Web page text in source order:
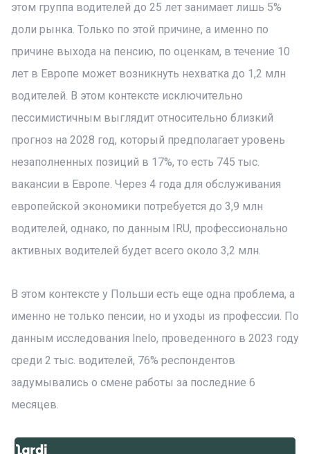
этом группа водителей до 25 лет занимает лишь 5%
доли рынка. Только по этой причине, а именно по
причине выхода на пенсию, по оценкам, в течение 10
лет в Европе может возникнуть нехватка до 1,2 млн
водителей. В этом контексте исключительно
пессимистичным выглядит относительно близкий
прогноз на 2028 год, который предполагает уровень
незаполненных позиций в 17%, то есть 745 тыс.
вакансии в Европе. Через 4 года для обслуживания
европейской экономики потребуется до 3,9 млн
водителей, однако, по данным IRU, профессионально
активных водителей будет всего около 3,2 млн.
В этом контексте у Польши есть еще одна проблема, а
именно не только пенсии, но и уходы из профессии. По
данным исследования Inelo, проведенного в 2023 году
среди 2 тыс. водителей, 76% респондентов
задумывались о смене работы за последние 6
месяцев.